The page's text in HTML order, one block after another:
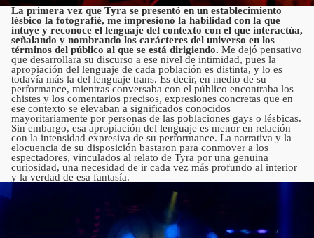
La primera vez que Tyra se presentó en un establecimiento
lésbico la fotografié, me impresionó la habilidad con la que
intuye y reconoce el lenguaje del contexto con el que interactúa,
señalando y nombrando los carácteres del universo en los
términos del público al que se está dirigiendo. Me dejó pensativo
que desarrollara su discurso a ese nivel de intimidad, pues la
apropiación del lenguaje de cada población es distinta, y lo es
todavía más la del lenguaje trans. Es decir, en medio de su
performance, mientras conversaba con el público encontraba los
chistes y los comentarios precisos, expresiones concretas que en
ese contexto se elevaban a significados conocidos
mayoritariamente por personas de las poblaciones gays o lésbicas.
Sin embargo, esa apropiación del lenguaje es menor en relación
con la intensidad expresiva de su performance. La narrativa y la
elocuencia de su disposición bastaron para conmover a los
espectadores, vinculados al relato de Tyra por una genuina
curiosidad, una necesidad de ir cada vez más profundo al interior
y la verdad de esa fantasía.